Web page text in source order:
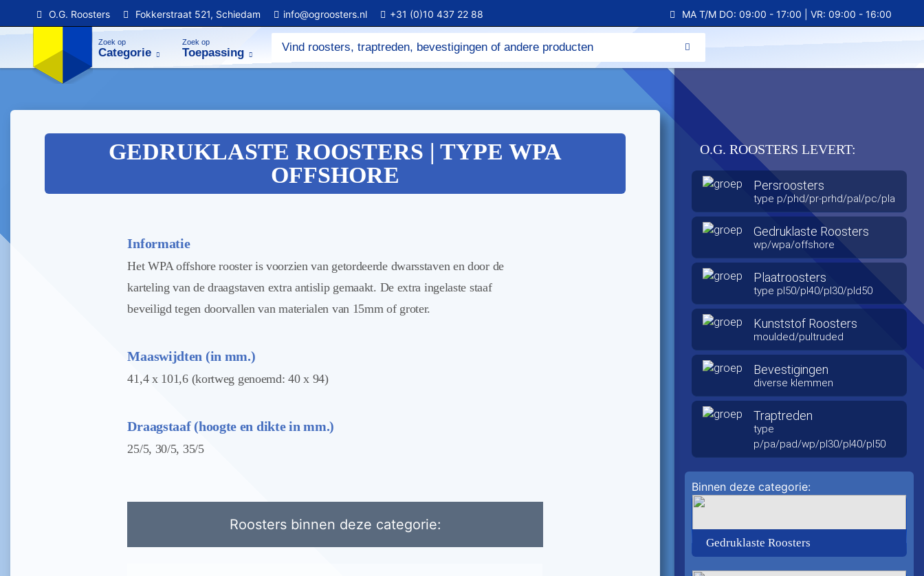
MA T/M DO: 09:00 - 17:00 | VR: 09:00 - 16:00
O.G. Roosters Fokkerstraat 521, Schiedam info@ogroosters.nl +31 (0)10 437 22 88
Zoek op
Categorie
Zoek op
Toepassing
GEDRUKLASTE ROOSTERS | TYPE WPA
OFFSHORE
Informatie
Het WPA offshore rooster is voorzien van getordeerde dwarsstaven en door de
karteling van de draagstaven extra antislip gemaakt. De extra ingelaste staaf
beveiligd tegen doorvallen van materialen van 15mm of groter.
Maaswijdten (in mm.)
41,4 x 101,6 (kortweg genoemd: 40 x 94)
Draagstaaf (hoogte en dikte in mm.)
25/5, 30/5, 35/5
Roosters binnen deze categorie:
O.G. ROOSTERS LEVERT:
Persroosters
type p/phd/pr-prhd/pal/pc/pla
Gedruklaste Roosters
wp/wpa/offshore
Plaatroosters
type pl50/pl40/pl30/pld50
Kunststof Roosters
moulded/pultruded
Bevestigingen
diverse klemmen
Traptreden
type
p/pa/pad/wp/pl30/pl40/pl50
Binnen deze categorie:
Gedruklaste Roosters